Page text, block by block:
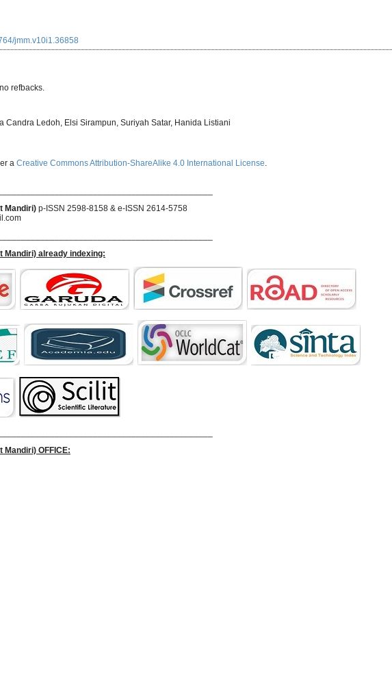
jmm.v10i1.36858
refbacks.
Candra Ledoh, Elsi Sirampun, Suriyah Satar, Hanida Listiani
a Creative Commons Attribution-ShareAlike 4.0 International License.
Mandiri) p-ISSN 2598-8158 & e-ISSN 2614-5758
Mandiri) already indexing:
Mandiri) OFFICE: